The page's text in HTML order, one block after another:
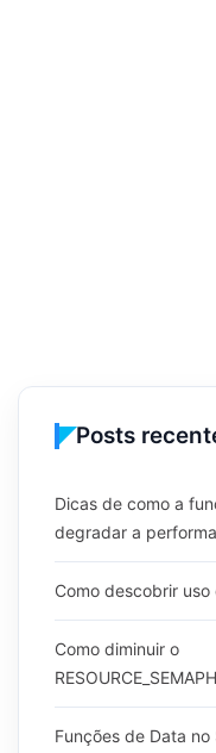
Posts
Dicas de como a
degradar a
Como descobrir uso
Como diminuir o
Funções de Data no